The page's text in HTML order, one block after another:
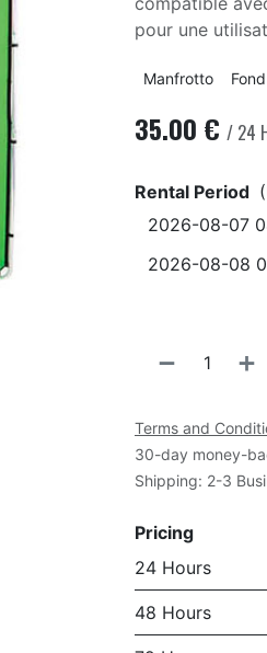
pour une
Manfrotto
35.00 € / 24
Rental Period
Terms and
30-day money-
Shipping: 2-3
Pricing
24 Hours
48 Hours